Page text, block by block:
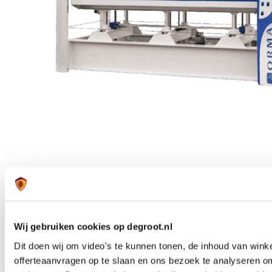
Wij gebruiken cookies op degroot.nl
Dit doen wij om video's te kunnen tonen, de inhoud van
offerteaanvragen op te slaan en ons bezoek te analyseren
Persen en verlijmen PersenOrma
De Orma NPC Digit is een hydraulische verwarmde platenpers voor